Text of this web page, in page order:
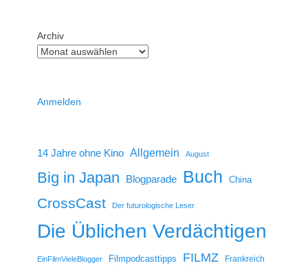
Archiv
Anmelden
14 Jahre ohne Kino Allgemein August
Big in Japan Blogparade Buch China
CrossCast Der futurologische Leser
Die Üblichen Verdächtigen
EinFilmVieleBlogger Filmpodcasttipps FILMZ
Frankreich